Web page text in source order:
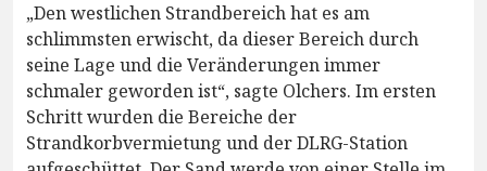
„Den westlichen Strandbereich hat es am
schlimmsten erwischt, da dieser Bereich durch
seine Lage und die Veränderungen immer
schmaler geworden ist“, sagte Olchers. Im ersten
Schritt wurden die Bereiche der
Strandkorbvermietung und der DLRG-Station